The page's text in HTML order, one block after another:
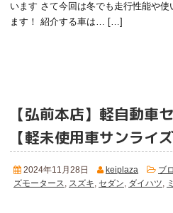
います さて今回は冬でも走行性能や
ます！ 紹介する車は… […]
【弘前本店】軽自動車
【軽未使用車サンライズ
2024年11月28日 keiplaza ブ
ズモータース
スズキ セダン ダイハツ